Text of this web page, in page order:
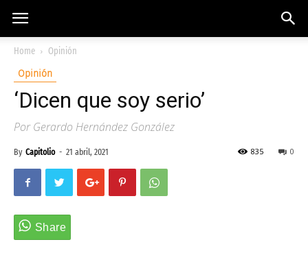
Home
Opinión
Opinión
‘Dicen que soy serio’
Por Gerardo Hernández González
By Capitolio - 21 abril, 2021 0
835